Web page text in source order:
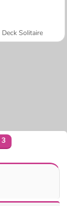
Solitaire